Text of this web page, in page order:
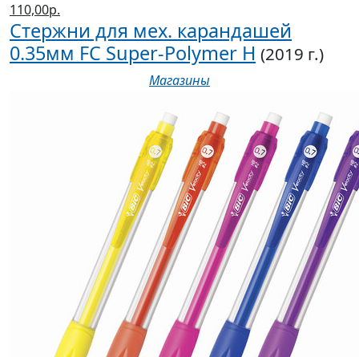
110,00р.
Стержни для мех. карандашей
0.35мм FC Super-Polymer H (2019 г.)
Магазины